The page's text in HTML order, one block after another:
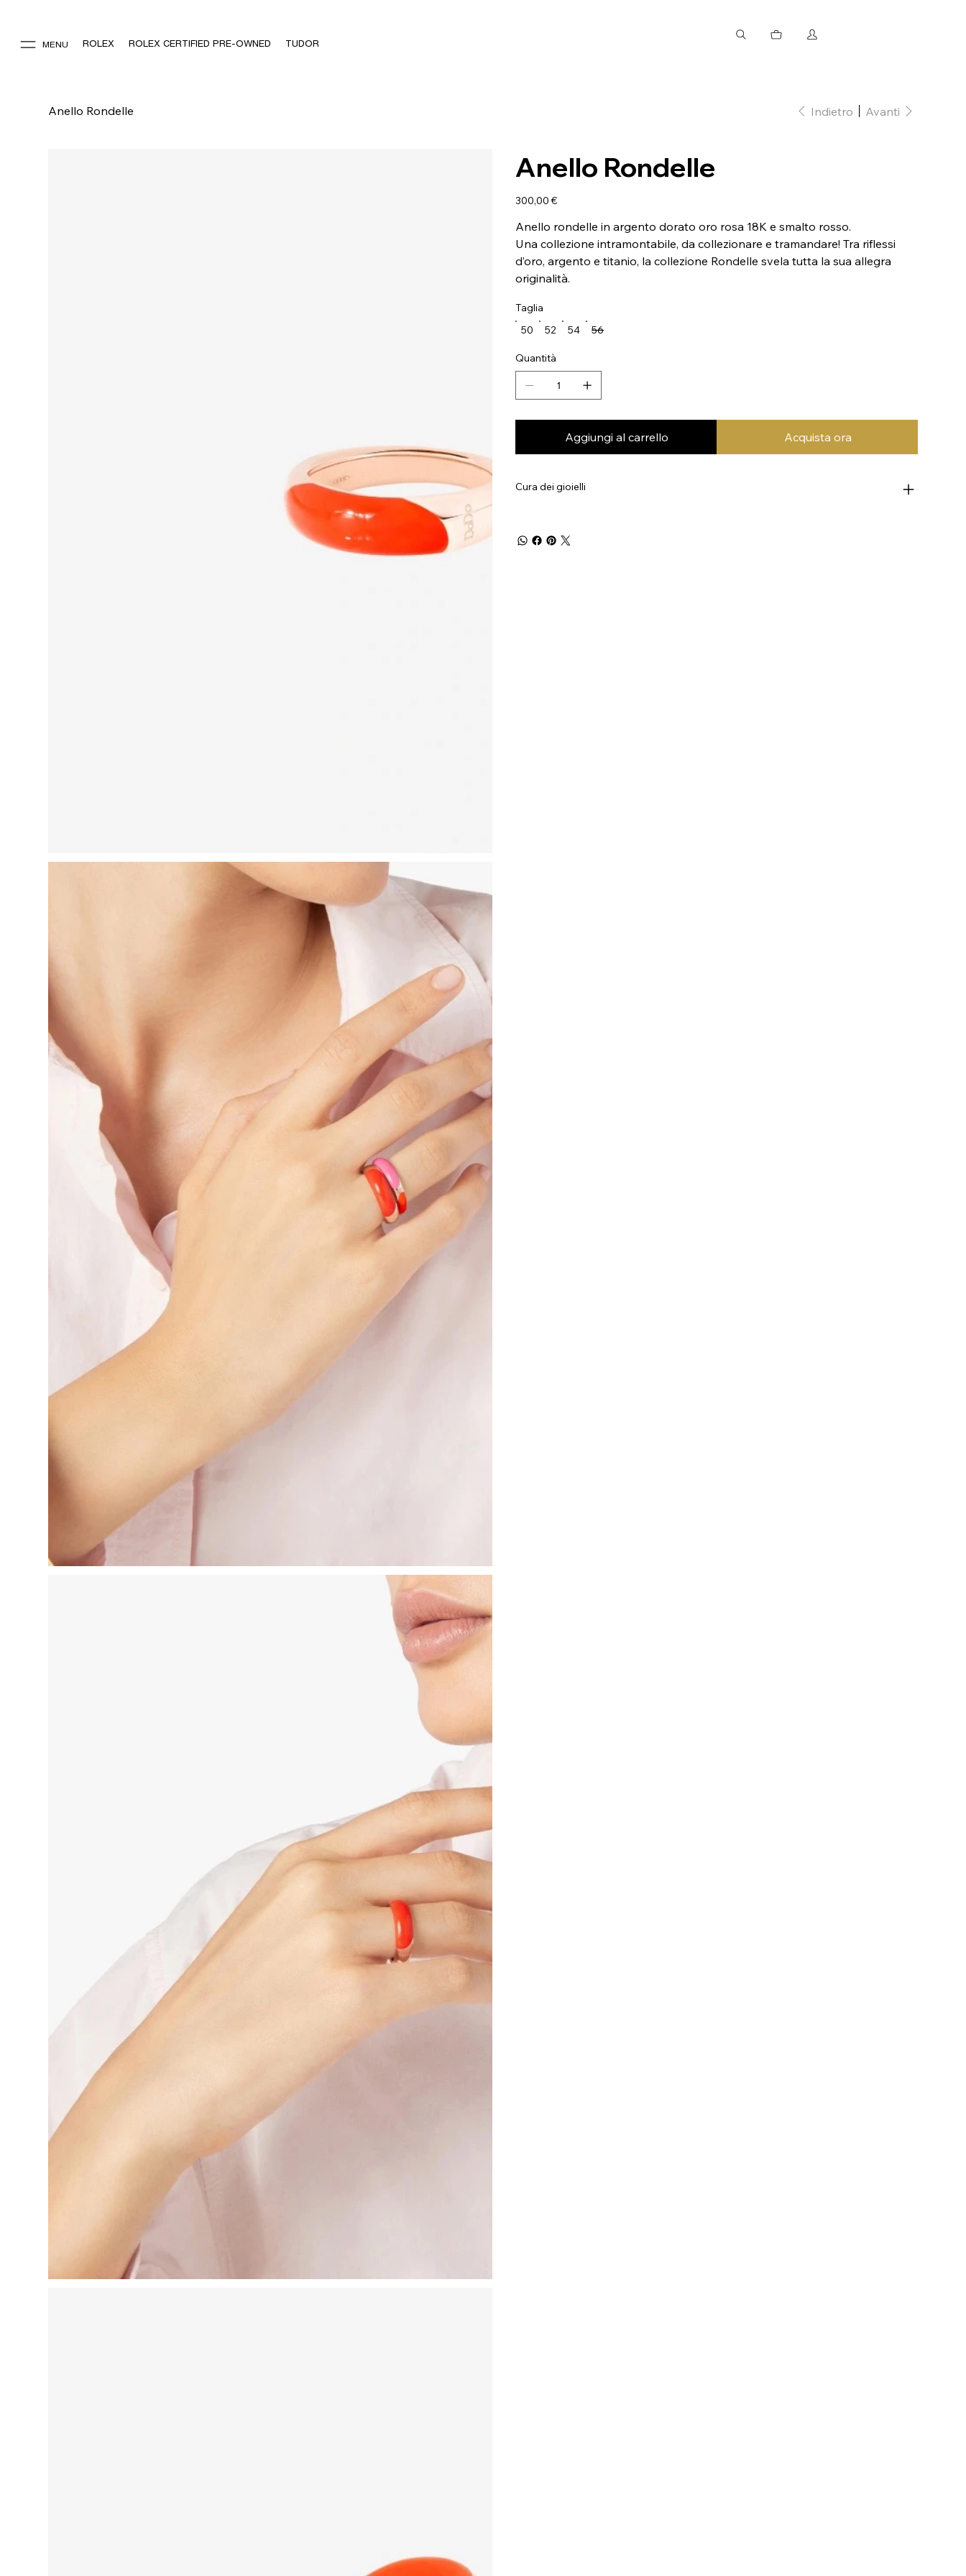
MENU ROLEX ROLEX CERTIFIED PRE-OWNED TUDOR
Anello Rondelle Indietro Avanti
Anello Rondelle
Prezzo
300,00 €
Anello rondelle in argento dorato oro rosa 18K e smalto rosso.
Una collezione intramontabile, da collezionare e tramandare! Tra riflessi
d’oro, argento e titanio, la collezione Rondelle svela tutta la sua allegra
originalità.
50 52 54 56
Taglia
Quantità
Aggiungi al carrello Acquista ora
Cura dei gioielli